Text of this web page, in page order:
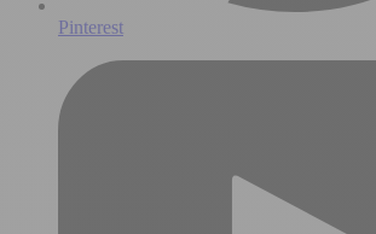
Pinterest